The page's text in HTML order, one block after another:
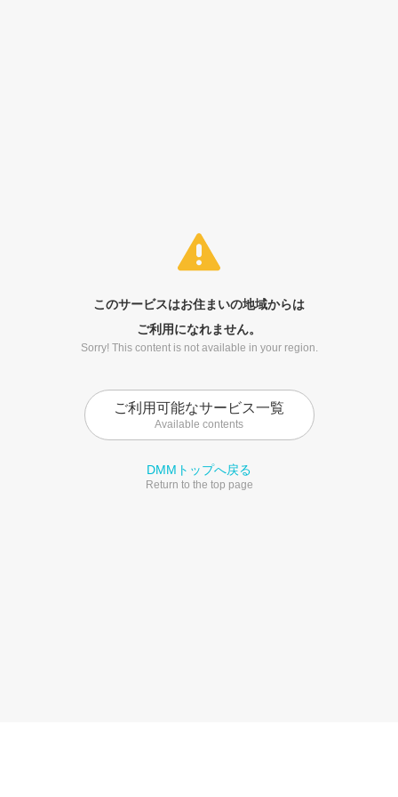
このサービスはお住まいの地域からは
ご利用になれません。
Sorry! This content is not available in your region.
ご利用可能なサービス一覧
Available contents
DMMトップへ戻る
Return to the top page